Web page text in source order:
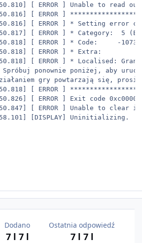
[ ERROR ] Unable to read
[ ERROR ]
[ ERROR ] * Setting error
[ ERROR ] * Category:  5
[ ERROR ] * Code:     -
[ ERROR ] * Extra:
[ ERROR ] * Localised:
gry powtarzają się,
[ ERROR ]
[ ERROR ] Exit code
[ ERROR ] Unable to
Dodano
7 l 7 l
Ostatnia odpowiedź
7 l 7 l